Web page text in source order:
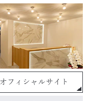
オフィシャルサイト